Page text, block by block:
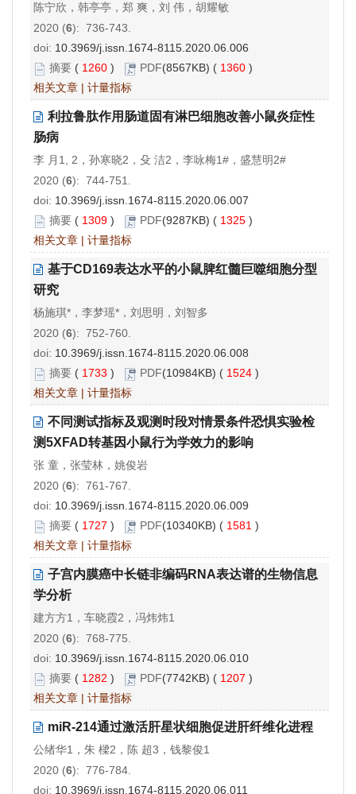
陈宁欣，韩亭亭，郑 爽，刘 伟，胡耀敏
2020 (6): 736-743.
doi: 10.3969/j.issn.1674-8115.2020.06.006
摘要 ( 1260 ) PDF(8567KB) ( 1360 )
相关文章 | 计量指标
利拉鲁肽作用肠道固有淋巴细胞改善小鼠炎症性
肠病
李 月1, 2，孙寒晓2，殳 洁2，李咏梅1#，盛慧明2#
2020 (6): 744-751.
doi: 10.3969/j.issn.1674-8115.2020.06.007
摘要 ( 1309 ) PDF(9287KB) ( 1325 )
相关文章 | 计量指标
基于CD169表达水平的小鼠脾红髓巨噬细胞分型
研究
杨施琪*，李梦瑶*，刘思明，刘智多
2020 (6): 752-760.
doi: 10.3969/j.issn.1674-8115.2020.06.008
摘要 ( 1733 ) PDF(10984KB) ( 1524 )
相关文章 | 计量指标
不同测试指标及观测时段对情景条件恐惧实验检
测5XFAD转基因小鼠行为学效力的影响
张 童，张莹林，姚俊岩
2020 (6): 761-767.
doi: 10.3969/j.issn.1674-8115.2020.06.009
摘要 ( 1727 ) PDF(10340KB) ( 1581 )
相关文章 | 计量指标
子宫内膜癌中长链非编码RNA表达谱的生物信息
学分析
建方方1，车晓霞2，冯炜炜1
2020 (6): 768-775.
doi: 10.3969/j.issn.1674-8115.2020.06.010
摘要 ( 1282 ) PDF(7742KB) ( 1207 )
相关文章 | 计量指标
miR-214通过激活肝星状细胞促进肝纤维化进程
公绪华1，朱 樑2，陈 超3，钱黎俊1
2020 (6): 776-784.
doi: 10.3969/j.issn.1674-8115.2020.06.011